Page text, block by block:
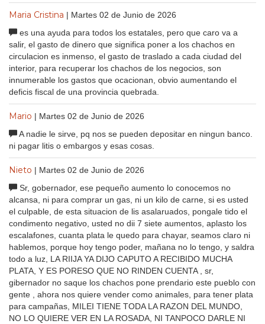
Maria Cristina | Martes 02 de Junio de 2026
es una ayuda para todos los estatales, pero que caro va a
salir, el gasto de dinero que significa poner a los chachos en
circulacion es inmenso, el gasto de traslado a cada ciudad del
interior, para recuperar los chachos de los negocios, son
innumerable los gastos que ocacionan, obvio aumentando el
deficis fiscal de una provincia quebrada.
Mario | Martes 02 de Junio de 2026
A nadie le sirve, pq nos se pueden depositar en ningun banco.
ni pagar litis o embargos y esas cosas.
Nieto | Martes 02 de Junio de 2026
Sr, gobernador, ese pequeño aumento lo conocemos no
alcansa, ni para comprar un gas, ni un kilo de carne, si es usted
el culpable, de esta situacion de lis asalaruados, pongale tido el
condimento negativo, usted no dii 7 siete aumentos, aplasto los
escalafones, cuanta plata le quedo para chayar, seamos claro ni
hablemos, porque hoy tengo poder, mañana no lo tengo, y saldra
todo a luz, LA RIIJA YA DIJO CAPUTO A RECIBIDO MUCHA
PLATA, Y ES PORESO QUE NO RINDEN CUENTA , sr,
gibernador no saque los chachos pone prendario este pueblo con
gente , ahora nos quiere vender como animales, para tener plata
para campañas, MILEI TIENE TODA LA RAZON DEL MUNDO,
NO LO QUIERE VER EN LA ROSADA, NI TANPOCO DARLE NI